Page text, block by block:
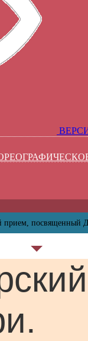
прием, посвященный